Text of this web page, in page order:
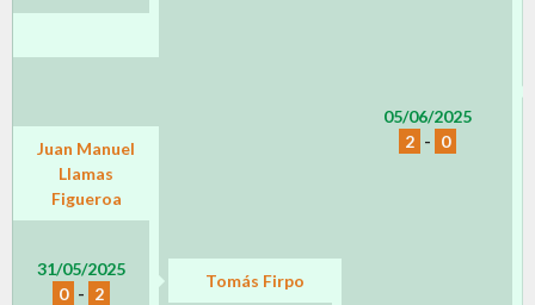
05/06/2025
2 - 0
Juan Manuel
Llamas
Figueroa
31/05/2025
0 - 2
Tomás Firpo